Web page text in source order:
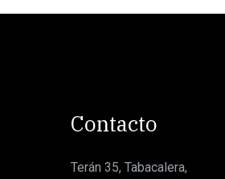
Contacto
Terán 35, Tabacalera,